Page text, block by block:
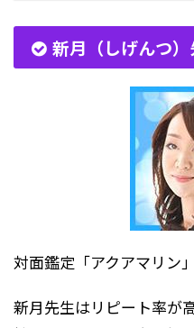
新月（しげんつ）
対面鑑定「アクアマリン
新月先生はリピート率が